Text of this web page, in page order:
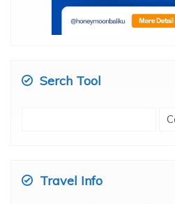
Serch Tool
Travel Info